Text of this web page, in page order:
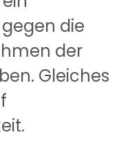
die
der
Gleiches